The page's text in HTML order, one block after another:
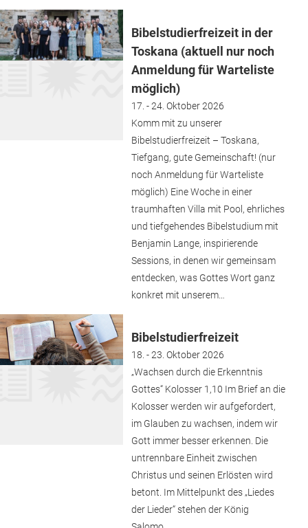
Bibelstudierfreizeit in der
Toskana (aktuell nur noch
Anmeldung für Warteliste
möglich)
17. - 24. Oktober 2026
Komm mit zu unserer
Bibelstudierfreizeit – Toskana,
Tiefgang, gute Gemeinschaft! (nur
noch Anmeldung für Warteliste
möglich) Eine Woche in einer
traumhaften Villa mit Pool, ehrliches
und tiefgehendes Bibelstudium mit
Benjamin Lange, inspirierende
Sessions, in denen wir gemeinsam
entdecken, was Gottes Wort ganz
konkret mit unserem…
Bibelstudierfreizeit
18. - 23. Oktober 2026
„Wachsen durch die Erkenntnis
Gottes“ Kolosser 1,10 Im Brief an die
Kolosser werden wir aufgefordert,
im Glauben zu wachsen, indem wir
Gott immer besser erkennen. Die
untrennbare Einheit zwischen
Christus und seinen Erlösten wird
betont. Im Mittelpunkt des „Liedes
der Lieder“ stehen der König